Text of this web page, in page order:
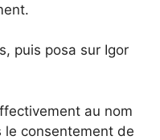
puis posa sur Igor
au nom
le consentement de